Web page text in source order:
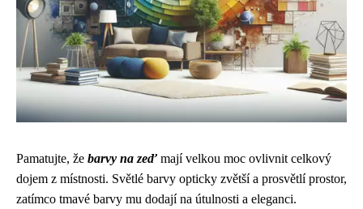
Pamatujte, že barvy na zeď mají velkou moc ovlivnit celkový
dojem z místnosti. Světlé barvy opticky zvětší a prosvětlí prostor,
zatímco tmavé barvy mu dodají na útulnosti a eleganci.